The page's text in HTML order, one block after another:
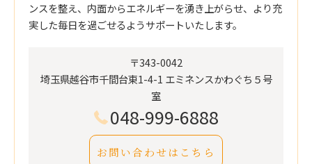
ンスを整え、内面からエネルギーを湧き上がらせ、より充
実した毎日を過ごせるようサポートいたします。
〒343-0042
埼玉県越谷市千間台東1-4-1 エミネンスかわぐち５号
室
048-999-6888
お問い合わせはこちら